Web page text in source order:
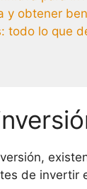
y obtener
todo lo que
de invertir